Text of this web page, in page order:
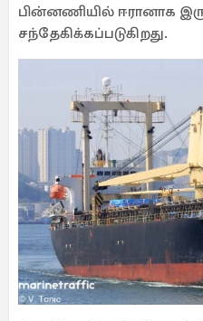
பின்னணியில் ஈரானாக
சந்தேகிக்கப்படுகிறது.